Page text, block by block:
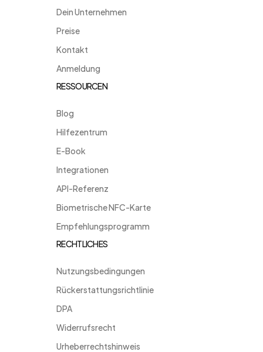
Dein Unternehmen
Preise
Kontakt
Anmeldung
RESSOURCEN
Blog
Hilfezentrum
E-Book
Integrationen
API-Referenz
Biometrische NFC-Karte
Empfehlungsprogramm
RECHTLICHES
Nutzungsbedingungen
Rückerstattungsrichtlinie
DPA
Widerrufsrecht
Urheberrechtshinweis